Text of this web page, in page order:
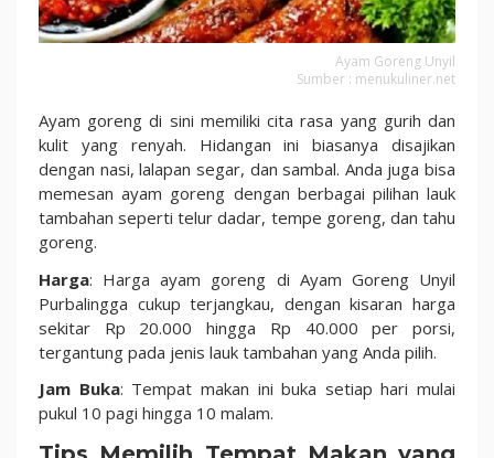
Ayam Goreng Unyil
Sumber : menukuliner.net
Ayam goreng di sini memiliki cita rasa yang gurih dan
kulit yang renyah. Hidangan ini biasanya disajikan
dengan nasi, lalapan segar, dan sambal. Anda juga bisa
memesan ayam goreng dengan berbagai pilihan lauk
tambahan seperti telur dadar, tempe goreng, dan tahu
goreng.
Harga: Harga ayam goreng di Ayam Goreng Unyil
Purbalingga cukup terjangkau, dengan kisaran harga
sekitar Rp 20.000 hingga Rp 40.000 per porsi,
tergantung pada jenis lauk tambahan yang Anda pilih.
Jam Buka: Tempat makan ini buka setiap hari mulai
pukul 10 pagi hingga 10 malam.